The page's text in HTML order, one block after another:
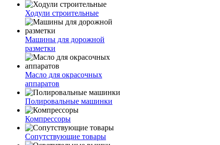
Ходули строительные
Машины для дорожной
разметки
Масло для окрасочных
аппаратов
Полировальные машинки
Компрессоры
Сопутствующие товары